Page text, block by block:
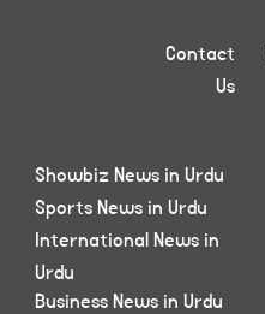
Contact
Us
Showbiz News in Urdu
Sports News in Urdu
International News in
Urdu
Business News in Urdu